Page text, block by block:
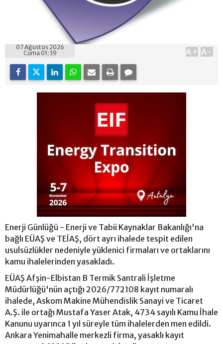
07 Ağustos 2026
Cuma 01:39
A+ A-
Enerji Günlüğü - Enerji ve Tabii Kaynaklar Bakanlığı'na
bağlı EÜAŞ ve TEİAŞ, dört ayrı ihalede tespit edilen
usulsüzlükler nedeniyle yüklenici firmaları ve ortaklarını
kamu ihalelerinden yasakladı.
EÜAŞ Afşin-Elbistan B Termik Santrali İşletme
Müdürlüğü'nün açtığı 2026/772108 kayıt numaralı
ihalede, Askom Makine Mühendislik Sanayi ve Ticaret
A.Ş. ile ortağı Mustafa Yaser Atak, 4734 sayılı Kamu İhale
Kanunu uyarınca 1 yıl süreyle tüm ihalelerden men edildi.
Ankara Yenimahalle merkezli firma, yasaklı kayıt